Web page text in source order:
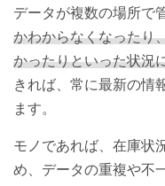
データが複数の場所で
かわからなくなったり
かったりといった状況
きれば、常に最新の情
ます。
モノであれば、在庫状
め、データの重複や不